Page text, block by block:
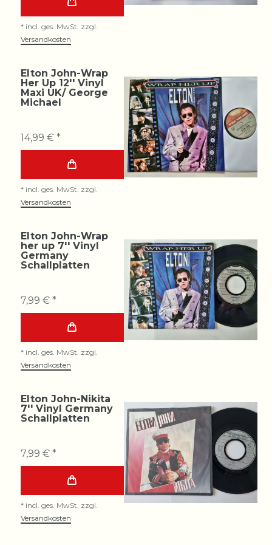
* incl. ges. MwSt. zzgl.
Versandkosten
Elton John-Wrap
Her Up 12'' Vinyl
Maxi UK/ George
Michael
14,99 € *
* incl. ges. MwSt. zzgl.
Versandkosten
Elton John-Wrap
her up 7'' Vinyl
Germany
Schallplatten
7,99 € *
* incl. ges. MwSt. zzgl.
Versandkosten
Elton John-Nikita
7'' Vinyl Germany
Schallplatten
7,99 € *
* incl. ges. MwSt. zzgl.
Versandkosten